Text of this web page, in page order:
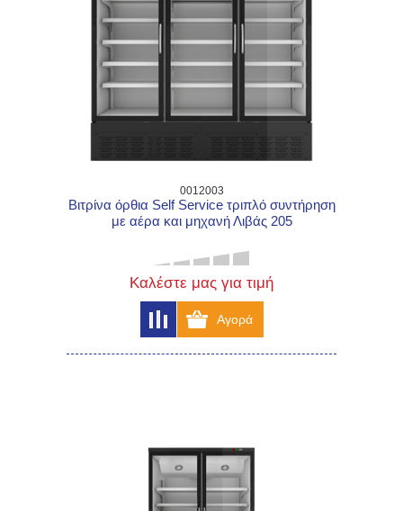
0012003
Βιτρίνα όρθια Self Service τριπλό συντήρηση
με αέρα και μηχανή Λιβάς 205
Καλέστε μας για τιμή